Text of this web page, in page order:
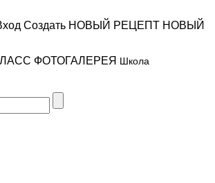
Создать НОВЫЙ РЕЦЕПТ НОВЫЙ
ФОТОГАЛЕРЕЯ Школа